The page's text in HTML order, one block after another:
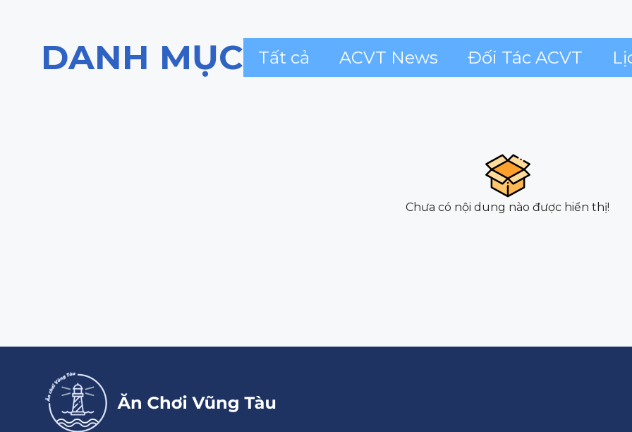
DANH MỤC Tất cả ACVT News Đối Tác ACVT
Chưa có nội dung nào được hiển thị!